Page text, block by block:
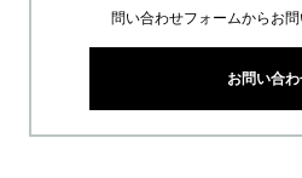
問い合わせフォームからお問
お問い合